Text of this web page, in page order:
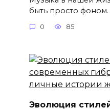
быть просто фоном.
0 85
Эволюция